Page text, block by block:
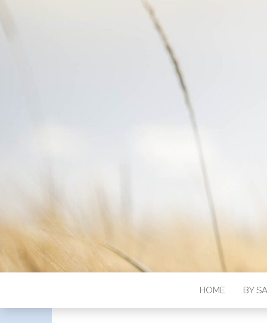
HOME BY